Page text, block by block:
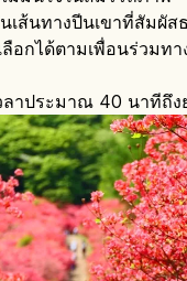
นเส้นทางปีนเขาที่สัมผั
อกได้ตามเพื่อนร่วมท
ลาประมาณ 40 นาทีถึง